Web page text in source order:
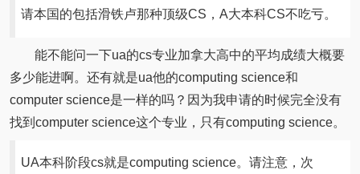
请本国的包括滑铁卢那种顶级CS，A大本科CS不吃亏。
能不能问一下ua的cs专业加拿大高中的平均成绩大概要
多少能进啊。还有就是ua他的computing science和
computer science是一样的吗？因为我申请的时候完全没有
找到computer science这个专业，只有computing science。
UA本科阶段cs就是computing science。请注意，次